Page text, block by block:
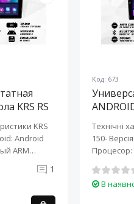
KRS RS
KRS
Android
ARM
1
Код: 673
Технічні
150-
Процесор:
В